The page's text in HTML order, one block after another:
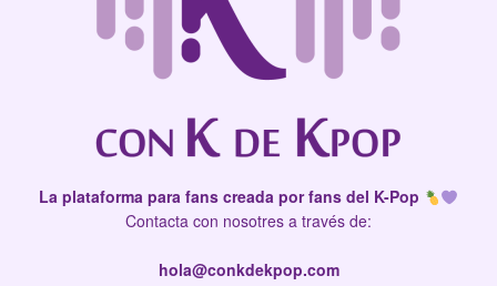
La plataforma para fans creada por fans del K-Pop
Contacta con nosotres a través de:
hola@conkdekpop.com